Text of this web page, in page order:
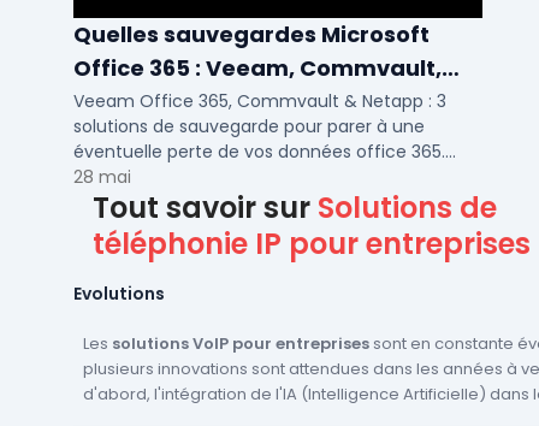
Quelles sauvegardes Microsoft
Office 365 : Veeam, Commvault,
Netapp
Veeam Office 365, Commvault & Netapp : 3
solutions de sauvegarde pour parer à une
éventuelle perte de vos données office 365.
Voici notre ...
28 mai
Tout savoir sur Solutions de
téléphonie IP pour entreprises
Evolutions
Les solutions VoIP pour entreprisessont en constante
plusieurs innovations sont attendues dans les années à
d'abord, l'intégration de l'IA (Intelligence Artificielle) dans